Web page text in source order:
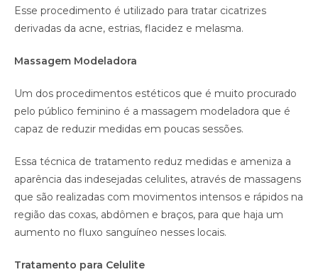
Esse procedimento é utilizado para tratar cicatrizes
derivadas da acne, estrias, flacidez e melasma.
Massagem Modeladora
Um dos procedimentos estéticos que é muito procurado
pelo público feminino é a massagem modeladora que é
capaz de reduzir medidas em poucas sessões.
Essa técnica de tratamento reduz medidas e ameniza a
aparência das indesejadas celulites, através de massagens
que são realizadas com movimentos intensos e rápidos na
região das coxas, abdômen e braços, para que haja um
aumento no fluxo sanguíneo nesses locais.
Tratamento para Celulite